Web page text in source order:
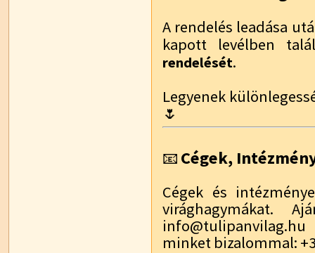
A rendelés leadása
kapott levélben
rendelését.
Legyenek
🌷
📧 Cégek,
Cégek és
virághagymákat.
minket bizalommal: